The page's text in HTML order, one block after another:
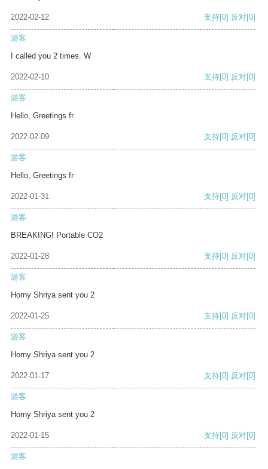
2022-02-12 支持[0] 反对[0]
游客
I called you 2 times. W
2022-02-10 支持[0] 反对[0]
游客
Hello, Greetings fr
2022-02-09 支持[0] 反对[0]
游客
Hello, Greetings fr
2022-01-31 支持[0] 反对[0]
游客
BREAKING! Portable CO2
2022-01-28 支持[0] 反对[0]
游客
Horny Shriya sent you 2
2022-01-25 支持[0] 反对[0]
游客
Horny Shriya sent you 2
2022-01-17 支持[0] 反对[0]
游客
Horny Shriya sent you 2
2022-01-15 支持[0] 反对[0]
游客